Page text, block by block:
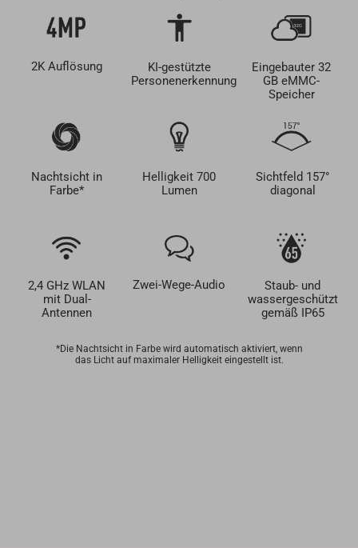
2K Auflösung
KI-gestützte
Personenerkennung
Nachtsicht in
Farbe*
Zwei-Wege-Audio
Eingebauter 32
GB eMMC-
Speicher
Sichtfeld 157°
diagonal
Helligkeit 700
Lumen
2,4 GHz WLAN
mit Dual-
Antennen
Staub- und
wassergeschützt
gemäß IP65
*Die Nachtsicht in Farbe wird automatisch aktiviert, wenn
das Licht auf maximaler Helligkeit eingestellt ist.